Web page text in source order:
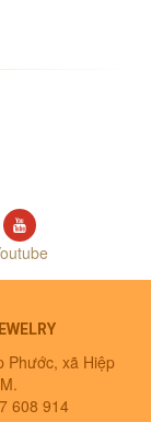
Phước, xã Hiệp
608 914